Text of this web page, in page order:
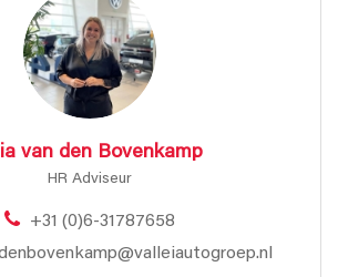
van den Bovenkamp
HR Adviseur
+31 (0)6-31787658